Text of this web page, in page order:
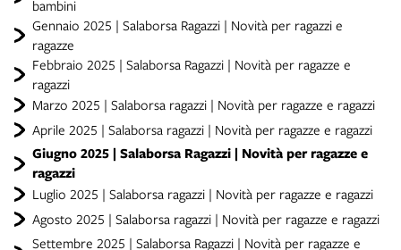
bambini
Gennaio 2025 | Salaborsa Ragazzi | Novità per ragazzi e
ragazze
Febbraio 2025 | Salaborsa Ragazzi | Novità per ragazze e
ragazzi
Marzo 2025 | Salaborsa ragazzi | Novità per ragazze e ragazzi
Aprile 2025 | Salaborsa ragazzi | Novità per ragazze e ragazzi
Giugno 2025 | Salaborsa Ragazzi | Novità per ragazze e
ragazzi
Luglio 2025 | Salaborsa ragazzi | Novità per ragazze e ragazzi
Agosto 2025 | Salaborsa ragazzi | Novità per ragazze e ragazzi
Settembre 2025 | Salaborsa Ragazzi | Novità per ragazze e